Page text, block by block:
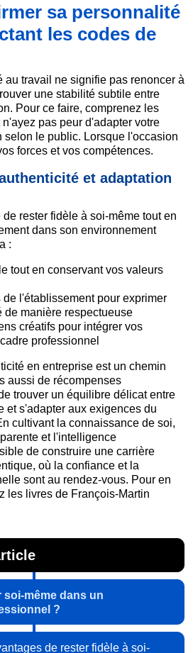
sa personnalité
les codes de
au travail ne signifie pas renoncer à
une stabilité subtile entre
Pour ce faire, comprenez les
pas peur d'adapter votre
selon le public. Lorsque l'occasion
forces et vos compétences.
et adaptation
de rester fidèle à soi-même tout en
dans son environnement
:
tout en conservant vos valeurs
l'établissement pour exprimer
de manière respectueuse
créatifs pour intégrer vos
professionnel
en entreprise est un chemin
aussi de récompenses
trouver un équilibre délicat entre
et s'adapter aux exigences du
cultivant la connaissance de soi,
et l'intelligence
de construire une carrière
où la confiance et la
sont au rendez-vous. Pour en
les livres de François-Martin
soi-même dans un
?
de rester fidèle à soi-